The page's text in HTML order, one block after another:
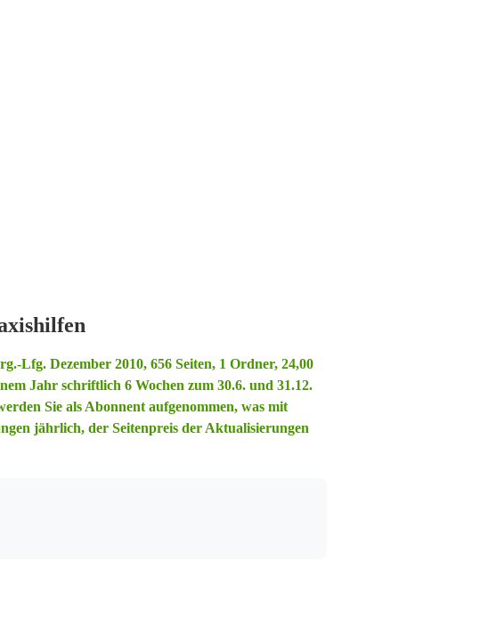
Lfg. Dezember 2010, 656 Seiten, 1 Ordner, 24,00
Jahr schriftlich 6 Wochen zum 30.6. und 31.12.
Sie als Abonnent aufgenommen, was mit
jährlich, der Seitenpreis der Aktualisierungen